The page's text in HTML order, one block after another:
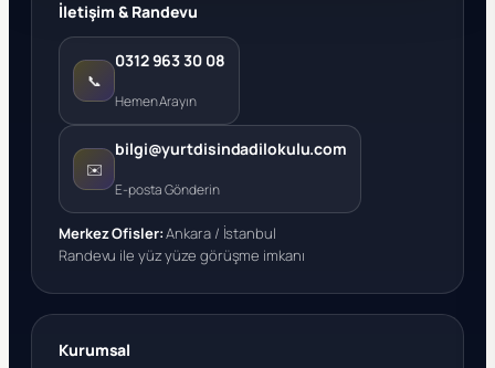
İletişim & Randevu
📞
0312 963 30 08
Hemen Arayın
✉️
bilgi@yurtdisindadilokulu.com
E-posta Gönderin
Merkez Ofisler:Ankara / İstanbul
Randevu ile yüz yüze görüşme imkanı
Kurumsal